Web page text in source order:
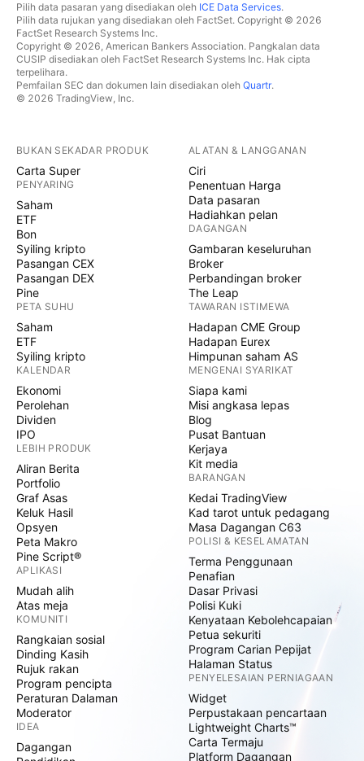
Pilih data pasaran yang disediakan oleh ICE Data Services.
Pilih data rujukan yang disediakan oleh FactSet. Copyright © 2026
FactSet Research Systems Inc.
Copyright © 2026, American Bankers Association. Pangkalan data
CUSIP disediakan oleh FactSet Research Systems Inc. Hak cipta
terpelihara.
Pemfailan SEC dan dokumen lain disediakan oleh Quartr.
© 2026 TradingView, Inc.
BUKAN SEKADAR PRODUK
Carta Super
PENYARING
Saham
ETF
Bon
Syiling kripto
Pasangan CEX
Pasangan DEX
Pine
PETA SUHU
Saham
ETF
Syiling kripto
KALENDAR
Ekonomi
Perolehan
Dividen
IPO
LEBIH PRODUK
Aliran Berita
Portfolio
Graf Asas
Keluk Hasil
Opsyen
Peta Makro
Pine Script®
APLIKASI
Mudah alih
Atas meja
KOMUNITI
Rangkaian sosial
Dinding Kasih
Rujuk rakan
Program pencipta
Peraturan Dalaman
Moderator
IDEA
Dagangan
ALATAN & LANGGANAN
Ciri
Penentuan Harga
Data pasaran
Hadiahkan pelan
DAGANGAN
Gambaran keseluruhan
Broker
Perbandingan broker
The Leap
TAWARAN ISTIMEWA
Hadapan CME Group
Hadapan Eurex
Himpunan saham AS
MENGENAI SYARIKAT
Siapa kami
Misi angkasa lepas
Blog
Pusat Bantuan
Kerjaya
Kit media
BARANGAN
Kedai TradingView
Kad tarot untuk pedagang
Masa Dagangan C63
POLISI & KESELAMATAN
Terma Penggunaan
Penafian
Dasar Privasi
Polisi Kuki
Kenyataan Kebolehcapaian
Petua sekuriti
Program Carian Pepijat
Halaman Status
PENYELESAIAN PERNIAGAAN
Widget
Perpustakaan pencartaan
Lightweight Charts™
Carta Termaju
Platform Dagangan